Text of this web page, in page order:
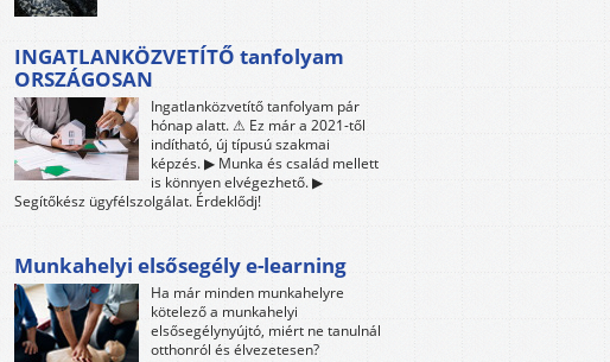
INGATLANKÖZVETÍTŐ tanfolyam
ORSZÁGOSAN
Ingatlanközvetítő tanfolyam pár
hónap alatt. ⚠ Ez már a 2021-től
indítható, új típusú szakmai
képzés. ▶ Munka és család mellett
is könnyen elvégezhető. ▶
Segítőkész ügyfélszolgálat. Érdeklődj!
Munkahelyi elsősegély e-learning
Ha már minden munkahelyre
kötelező a munkahelyi
elsősegélynyújtó, miért ne tanulnál
otthonról és élvezetesen?